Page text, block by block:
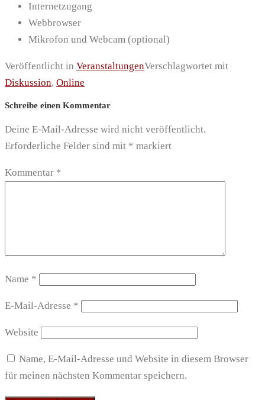
Internetzugang
Webbrowser
Mikrofon und Webcam (optional)
Veröffentlicht in VeranstaltungenVerschlagwortet mit
Diskussion, Online
Schreibe einen Kommentar
Deine E-Mail-Adresse wird nicht veröffentlicht.
Erforderliche Felder sind mit * markiert
Kommentar *
Name *
E-Mail-Adresse *
Website
Name, E-Mail-Adresse und Website in diesem Browser
für meinen nächsten Kommentar speichern.